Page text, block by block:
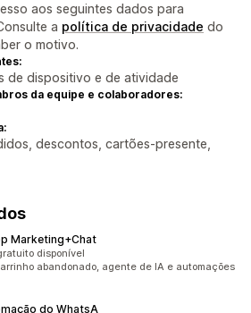
aos seguintes dados para
a política de privacidade do
o motivo.
de dispositivo e de atividade
da equipe e colaboradores:
descontos, cartões-presente,
Marketing+Chat
disponível
abandonado, agente de IA e automações
do WhatsA